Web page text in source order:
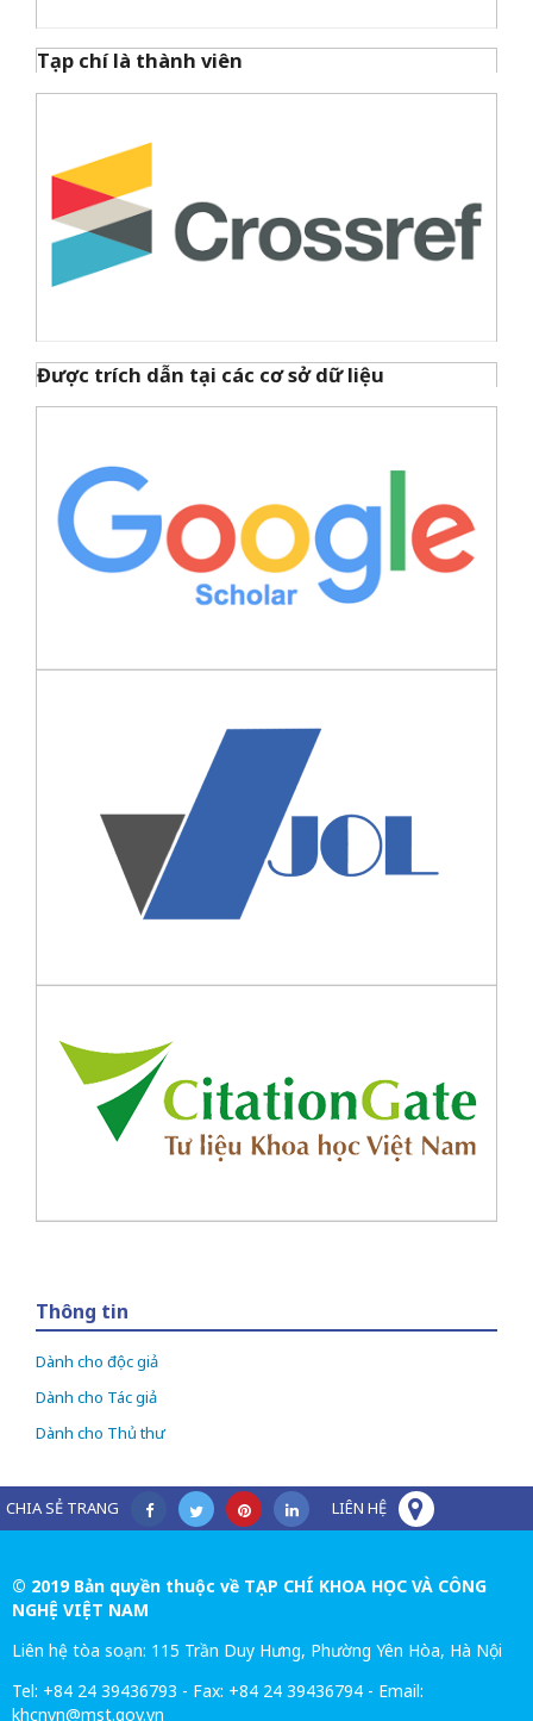
Tạp chí là thành viên
Được trích dẫn tại các cơ sở dữ liệu
Thông tin
Dành cho độc giả
Dành cho Tác giả
Dành cho Thủ thư
CHIA SẺ TRANG LIÊN HỆ
© 2019 Bản quyền thuộc về TẠP CHÍ KHOA HỌC VÀ CÔNG
NGHỆ VIỆT NAM
Liên hệ tòa soạn: 115 Trần Duy Hưng, Phường Yên Hòa, Hà Nội
Tel: +84 24 39436793 - Fax: +84 24 39436794 - Email:
khcnvn@mst.gov.vn